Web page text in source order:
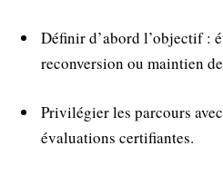
Définir d’abord l’objectif :
reconversion ou maintien
Privilégier les parcours
évaluations certifiantes.